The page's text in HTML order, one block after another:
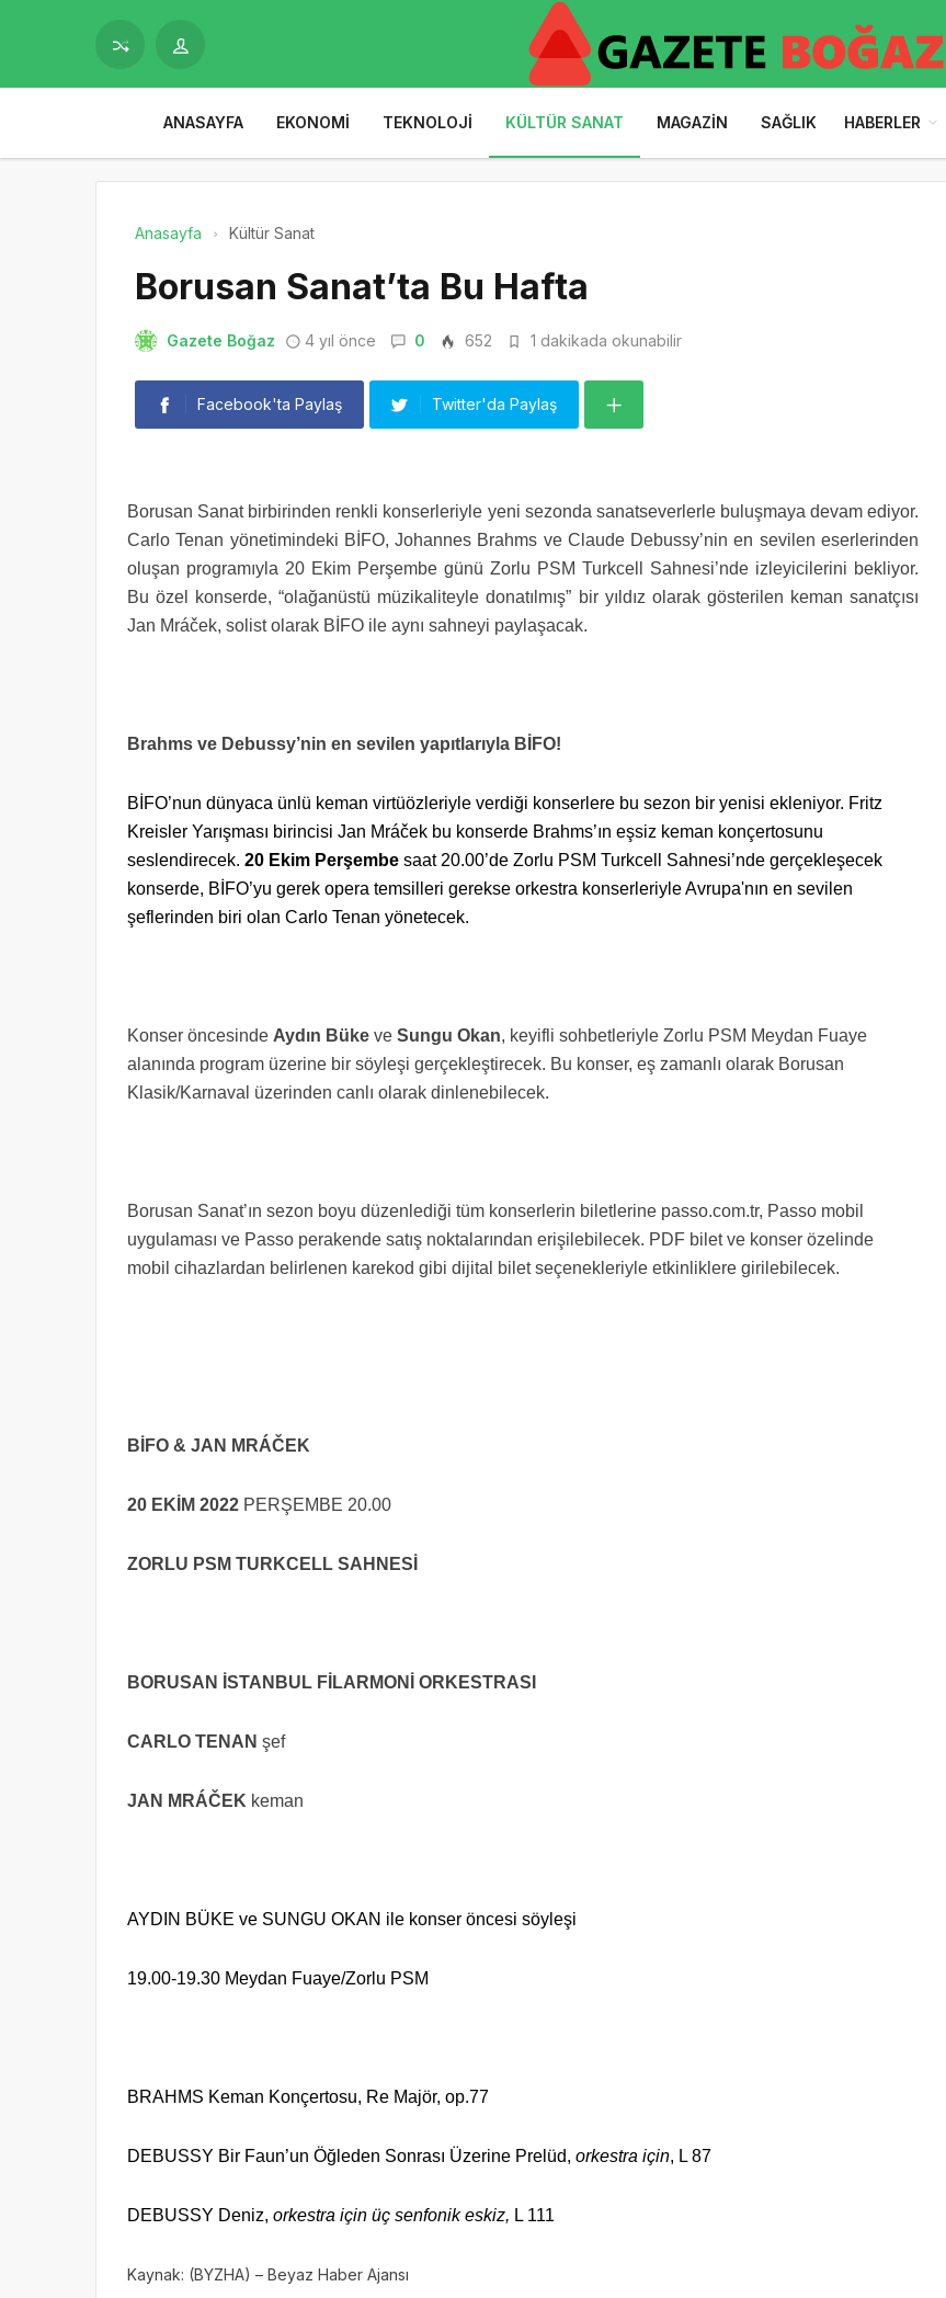
ANASAYFA EKONOMI TEKNOLOJI KÜLTÜR SANAT MAGAZIN SAĞLIK HABERLER
Anasayfa Kültür Sanat
Borusan Sanat’ta Bu Hafta
Gazete Boğaz 4 yıl önce 0 652 1 dakikada okunabilir
Facebook'ta Paylaş Twitter'da Paylaş
Borusan Sanat birbirinden renkli konserleriyle yeni sezonda sanatseverlerle buluşmaya devam ediyor.
Carlo Tenan yönetimindeki BİFO, Johannes Brahms ve Claude Debussy’nin en sevilen eserlerinden
oluşan programıyla 20 Ekim Perşembe günü Zorlu PSM Turkcell Sahnesi’nde izleyicilerini bekliyor.
Bu özel konserde, “olağanüstü müzikaliteyle donatılmış” bir yıldız olarak gösterilen keman sanatçısı
Jan Mráček, solist olarak BİFO ile aynı sahneyi paylaşacak.
Brahms ve Debussy’nin en sevilen yapıtlarıyla BİFO!
BİFO’nun dünyaca ünlü keman virtüözleriyle verdiği konserlere bu sezon bir yenisi ekleniyor. Fritz
Kreisler Yarışması birincisi Jan Mráček bu konserde Brahms’ın eşsiz keman konçertosunu
seslendirecek. 20 Ekim Perşembe saat 20.00’de Zorlu PSM Turkcell Sahnesi’nde gerçekleşecek
konserde, BİFO’yu gerek opera temsilleri gerekse orkestra konserleriyle Avrupa'nın en sevilen
şeflerinden biri olan Carlo Tenan yönetecek.
Konser öncesinde Aydın Büke ve Sungu Okan, keyifli sohbetleriyle Zorlu PSM Meydan Fuaye
alanında program üzerine bir söyleşi gerçekleştirecek. Bu konser, eş zamanlı olarak Borusan
Klasik/Karnaval üzerinden canlı olarak dinlenebilecek.
Borusan Sanat’ın sezon boyu düzenlediği tüm konserlerin biletlerine passo.com.tr, Passo mobil
uygulaması ve Passo perakende satış noktalarından erişilebilecek. PDF bilet ve konser özelinde
mobil cihazlardan belirlenen karekod gibi dijital bilet seçenekleriyle etkinliklere girilebilecek.
BİFO & JAN MRÁČEK
20 EKİM 2022 PERŞEMBE 20.00
ZORLU PSM TURKCELL SAHNESİ
BORUSAN İSTANBUL FİLARMONİ ORKESTRASI
CARLO TENAN şef
JAN MRÁČEK keman
AYDIN BÜKE ve SUNGU OKAN ile konser öncesi söyleşi
19.00-19.30 Meydan Fuaye/Zorlu PSM
BRAHMS Keman Konçertosu, Re Majör, op.77
DEBUSSY Bir Faun’un Öğleden Sonrası Üzerine Prelüd, orkestra için, L 87
DEBUSSY Deniz, orkestra için üç senfonik eskiz, L 111
Kaynak: (BYZHA) – Beyaz Haber Ajansı